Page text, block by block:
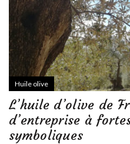
Huile olive
L’huile d’olive de
d’entreprise à
symboliques